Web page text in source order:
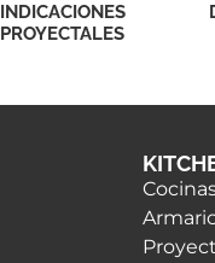
INDICACIONES
PROYECTALES